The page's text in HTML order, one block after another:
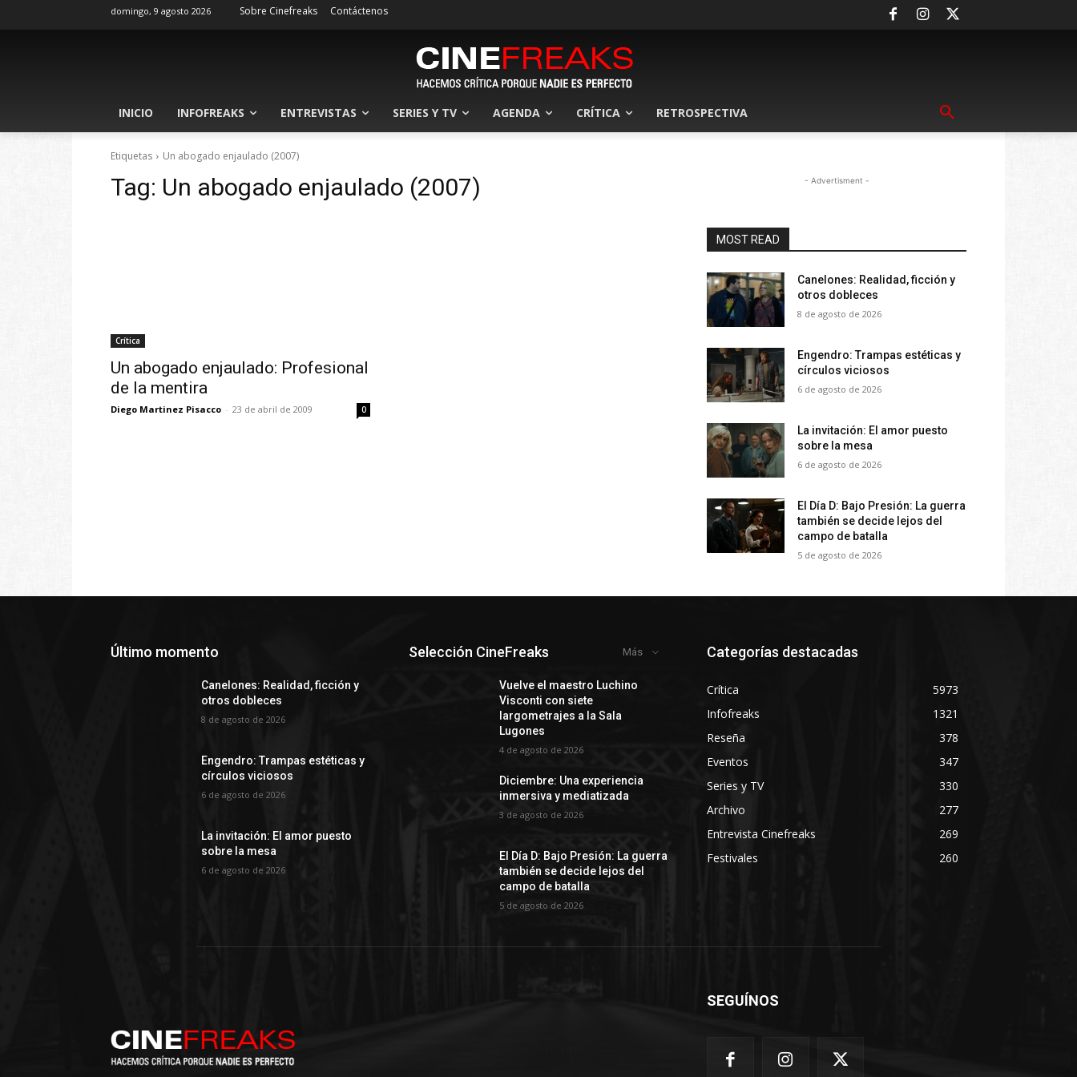
domingo, 9 agosto 2026 Sobre Cinefreaks Contáctenos
INICIO INFOFREAKS ENTREVISTAS SERIES Y TV AGENDA CRÍTICA RETROSPECTIVA
Etiquetas Un abogado enjaulado (2007)
Tag: Un abogado enjaulado (2007)
Crítica
Un abogado enjaulado: Profesional
de la mentira
Diego Martinez Pisacco - 23 de abril de 2009 0
- Advertisment -
MOST READ
Canelones: Realidad, ficción y
otros dobleces
8 de agosto de 2026
Engendro: Trampas estéticas y
círculos viciosos
6 de agosto de 2026
La invitación: El amor puesto
sobre la mesa
6 de agosto de 2026
El Día D: Bajo Presión: La guerra
también se decide lejos del
campo de batalla
5 de agosto de 2026
Último momento
Canelones: Realidad, ficción y
otros dobleces
8 de agosto de 2026
Engendro: Trampas estéticas y
círculos viciosos
6 de agosto de 2026
La invitación: El amor puesto
sobre la mesa
6 de agosto de 2026
Selección CineFreaks Más
Vuelve el maestro Luchino
Visconti con siete
largometrajes a la Sala
Lugones
4 de agosto de 2026
Diciembre: Una experiencia
inmersiva y mediatizada
3 de agosto de 2026
El Día D: Bajo Presión: La guerra
también se decide lejos del
campo de batalla
5 de agosto de 2026
Categorías destacadas
Crítica
5973
Infofreaks
1321
Reseña
378
Eventos
347
Series y TV
330
Archivo
277
Entrevista Cinefreaks
269
Festivales
260
SEGUÍNOS